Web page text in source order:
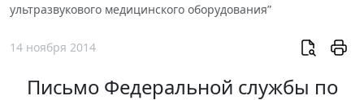
ультразвукового медицинского оборудования”
14 ноября 2014
Письмо Федеральной службы по